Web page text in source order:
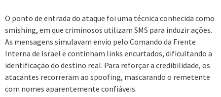
O ponto de entrada do ataque foi uma técnica conhecida como
smishing, em que criminosos utilizam SMS para induzir ações.
As mensagens simulavam envio pelo Comando da Frente
Interna de Israel e continham links encurtados, dificultando a
identificação do destino real. Para reforçar a credibilidade, os
atacantes recorreram ao spoofing, mascarando o remetente
com nomes aparentemente confiáveis.